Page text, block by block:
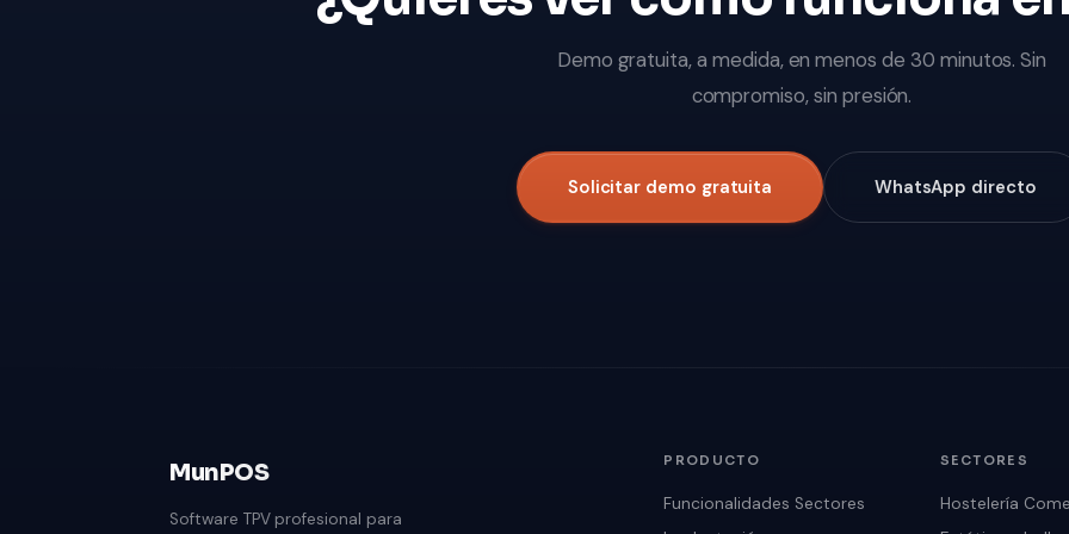
Demo gratuita, a medida, en menos de 30 minutos. Sin
compromiso, sin presión.
Solicitar demo gratuita WhatsApp directo
MunPOS
Software TPV profesional para
PRODUCTO
Funcionalidades Sectores
SECTORES
Hostelería